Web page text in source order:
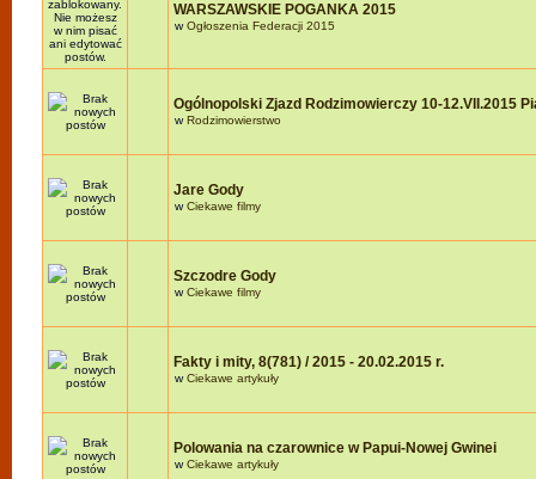
WARSZAWSKIE POGANKA 2015
wOgłoszenia Federacji 2015
Ogólnopolski Zjazd Rodzimowierczy 10-12.VII.2015
wRodzimowierstwo
Jare Gody
wCiekawe filmy
Szczodre Gody
wCiekawe filmy
Fakty i mity, 8(781) / 2015 - 20.02.2015 r.
wCiekawe artykuły
Polowania na czarownice w Papui-Nowej Gwinei
wCiekawe artykuły